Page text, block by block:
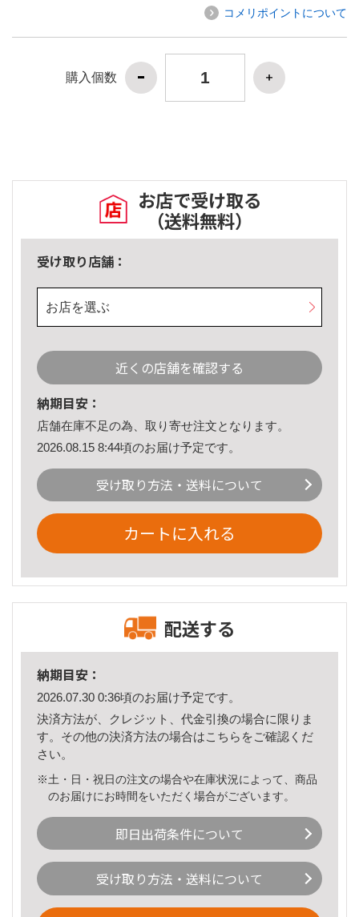
コメリポイントについて
購入個数
お店で受け取る
（送料無料）
受け取り店舗：
お店を選ぶ
近くの店舗を確認する
納期目安：
店舗在庫不足の為、取り寄せ注文となります。
2026.08.15 8:44頃のお届け予定です。
受け取り方法・送料について
カートに入れる
配送する
納期目安：
2026.07.30 0:36頃のお届け予定です。
決済方法が、クレジット、代金引換の場合に限りま
す。その他の決済方法の場合はこちら をご確認くだ
さい。
※土・日・祝日の注文の場合や在庫状況によって、商品
のお届けにお時間をいただく場合がございます。
即日出荷条件について
受け取り方法・送料について